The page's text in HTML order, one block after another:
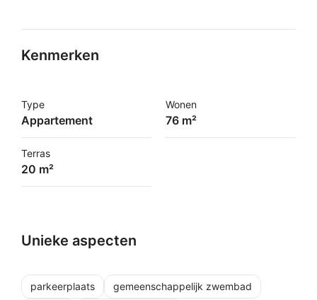
Kenmerken
Type
Appartement
Wonen
76 m²
Terras
20 m²
Unieke aspecten
parkeerplaats
gemeenschappelijk zwembad